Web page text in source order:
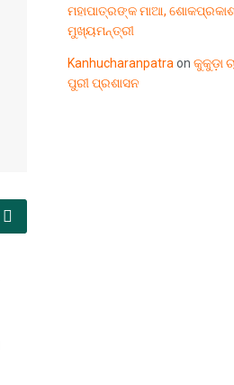
ମହାପାତ୍ରଙ୍କ ମାଆ,
ମୁଖ୍ୟମନ୍ତ୍ରୀ
Kanhucharanpatraon କୁକୁଡ଼ା
ପୁରୀ ପ୍ରଶାସନ